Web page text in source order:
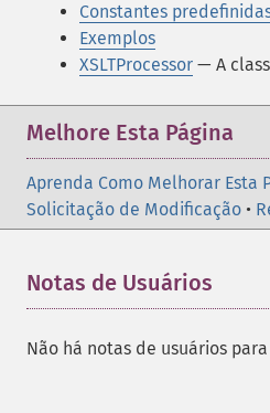
Constantes
Exemplos
XSLTProcessor — A
Melhore Esta Página
Aprenda Como Melhorar Esta
Solicitação de Modificação •
Notas de Usuários
Não há notas de usuários